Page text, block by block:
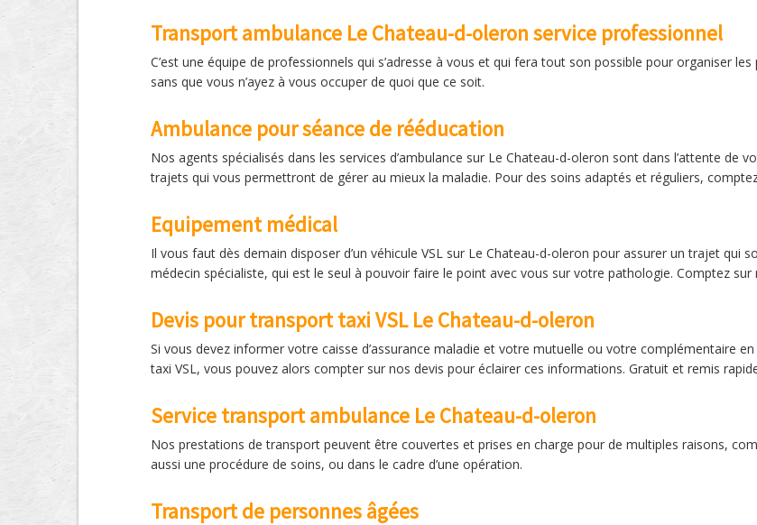
Transport ambulance Le Chateau-d-oleron service professionnel
C’est une équipe de professionnels qui s’adresse à vous et qui fera tout son possible pour organiser
sans que vous n’ayez à vous occuper de quoi que ce soit.
Ambulance pour séance de rééducation
Nos agents spécialisés dans les services d’ambulance sur Le Chateau-d-oleron sont dans l’attente de
trajets qui vous permettront de gérer au mieux la maladie. Pour des soins adaptés et réguliers,
Equipement médical
Il vous faut dès demain disposer d’un véhicule VSL sur Le Chateau-d-oleron pour assurer un trajet qui
médecin spécialiste, qui est le seul à pouvoir faire le point avec vous sur votre pathologie. Comptez
Devis pour transport taxi VSL Le Chateau-d-oleron
Si vous devez informer votre caisse d’assurance maladie et votre mutuelle ou votre complémentaire
taxi VSL, vous pouvez alors compter sur nos devis pour éclairer ces informations. Gratuit et remis
Service transport ambulance Le Chateau-d-oleron
Nos prestations de transport peuvent être couvertes et prises en charge pour de multiples raisons,
aussi une procédure de soins, ou dans le cadre d’une opération.
Transport de personnes âgées